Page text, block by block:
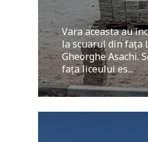
Vara aceasta au
la scuarul din fața
Gheorghe Asachi.
fața liceului es...